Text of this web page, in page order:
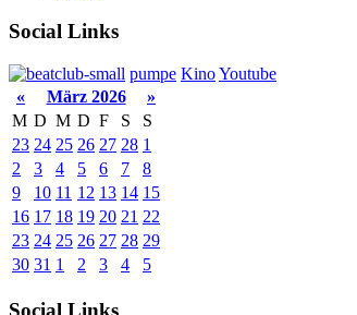
Social Links
pumpe KinoYoutube
«
März 2026
»
M D M D F S
S
23 24 25 26 27 28 1
2
3 4 5 6 7
8
9
10 11 12 13 14 15
16 17 18 19 20 21 22
23 24 25 26 27 28 29
30 31 1 2 3 4 5
Social Links